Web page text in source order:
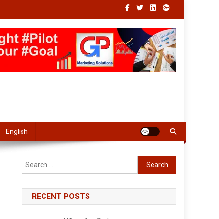
English
Search
for:
RECENT POSTS